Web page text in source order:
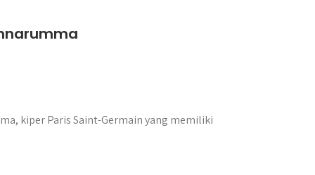
kiper Paris Saint-Germain yang memiliki